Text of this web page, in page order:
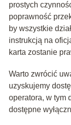
prostych
poprawność
by wszystkie
instrukcją na
karta zostanie
Warto zwrócić
uzyskujemy
operatora, w tym
dostępne